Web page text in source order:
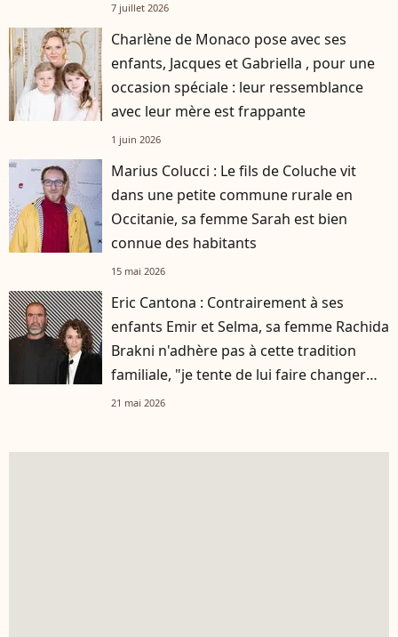
7 juillet 2026
Charlène de Monaco pose avec ses
enfants, Jacques et Gabriella , pour une
occasion spéciale : leur ressemblance
avec leur mère est frappante
1 juin 2026
Marius Colucci : Le fils de Coluche vit
dans une petite commune rurale en
Occitanie, sa femme Sarah est bien
connue des habitants
15 mai 2026
Eric Cantona : Contrairement à ses
enfants Emir et Selma, sa femme Rachida
Brakni n'adhère pas à cette tradition
familiale, "je tente de lui faire changer
d'avis"
21 mai 2026